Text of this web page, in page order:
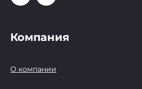
Компания
О компании